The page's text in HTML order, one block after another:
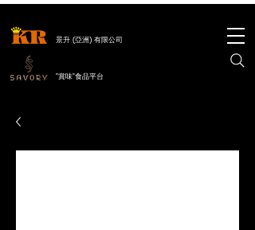
景升 (亞洲) 有限公司
"賞味"食品平台